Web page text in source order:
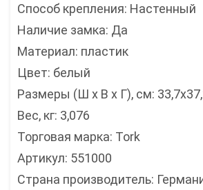
Способ крепления: Настенный
Наличие замка: Да
Материал: пластик
Цвет: белый
Размеры (Ш x В x Г), см:
Вес, кг: 3,076
Торговая марка: Tork
Артикул: 551000
Страна производитель: